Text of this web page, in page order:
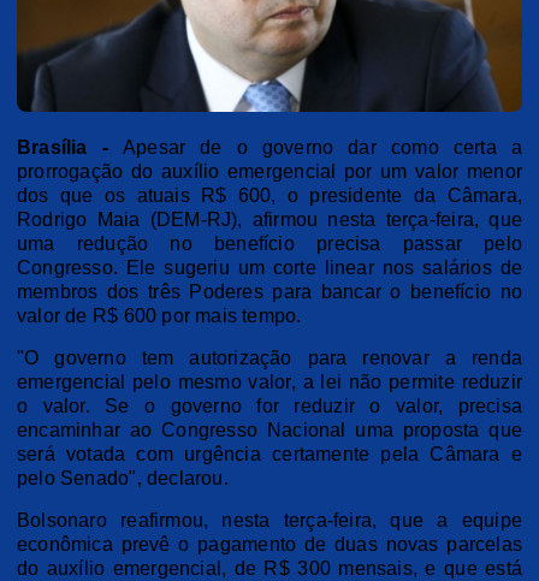
Brasília -Apesar de o governo dar como certa a
prorrogação do auxílio emergencial por um valor menor
dos que os atuais R$ 600, o presidente da Câmara,
Rodrigo Maia (DEM-RJ), afirmou nesta terça-feira, que
uma redução no benefício precisa passar pelo
Congresso. Ele sugeriu um corte linear nos salários de
membros dos três Poderes para bancar o benefício no
valor de R$ 600 por mais tempo.
"O governo tem autorização para renovar a renda
emergencial pelo mesmo valor, a lei não permite reduzir
o valor. Se o governo for reduzir o valor, precisa
encaminhar ao Congresso Nacional uma proposta que
será votada com urgência certamente pela Câmara e
pelo Senado", declarou.
Bolsonaro reafirmou, nesta terça-feira, que a equipe
econômica prevê o pagamento de duas novas parcelas
do auxílio emergencial, de R$ 300 mensais, e que está